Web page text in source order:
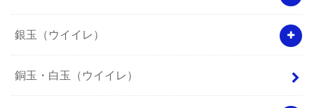
銀玉（ウイイレ）
銅玉・白玉（ウイイレ）